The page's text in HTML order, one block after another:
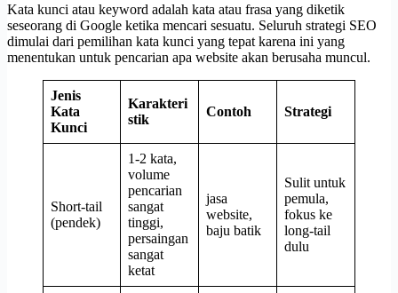
Kata kunci atau keyword adalah kata atau frasa yang diketik
seseorang di Google ketika mencari sesuatu. Seluruh strategi SEO
dimulai dari pemilihan kata kunci yang tepat karena ini yang
menentukan untuk pencarian apa website akan berusaha muncul.
Jenis
Kata
Kunci
Karakteri
stik
Contoh Strategi
Short-tail
(pendek)
1-2 kata,
volume
pencarian
sangat
tinggi,
persaingan
sangat
ketat
jasa
website,
baju batik
Sulit untuk
pemula,
fokus ke
long-tail
dulu